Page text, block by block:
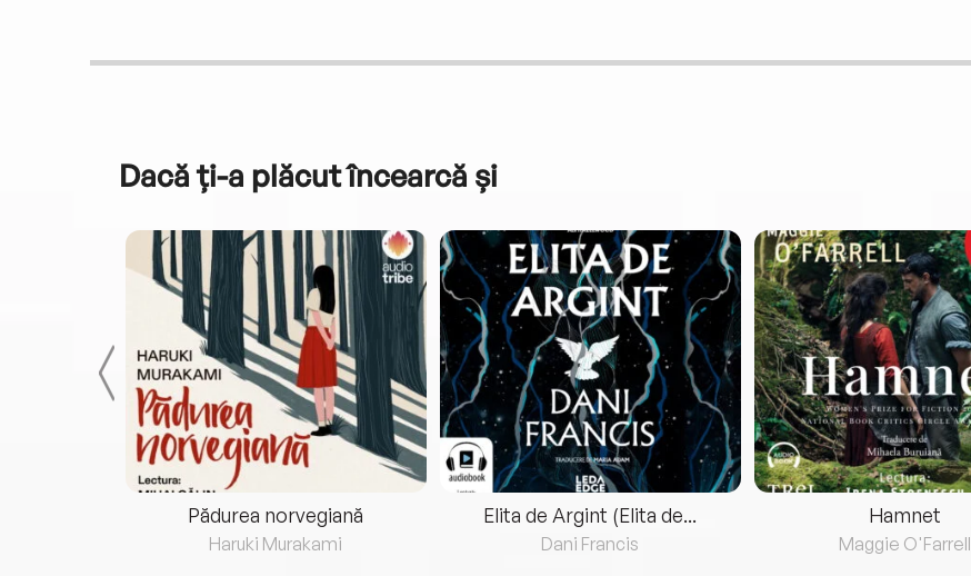
Dacă ți-a plăcut încearcă și
Pădurea norvegiană
Haruki Murakami
Elita de Argint (Elita de...
Dani Francis
Hamnet
Maggie O'Farrell